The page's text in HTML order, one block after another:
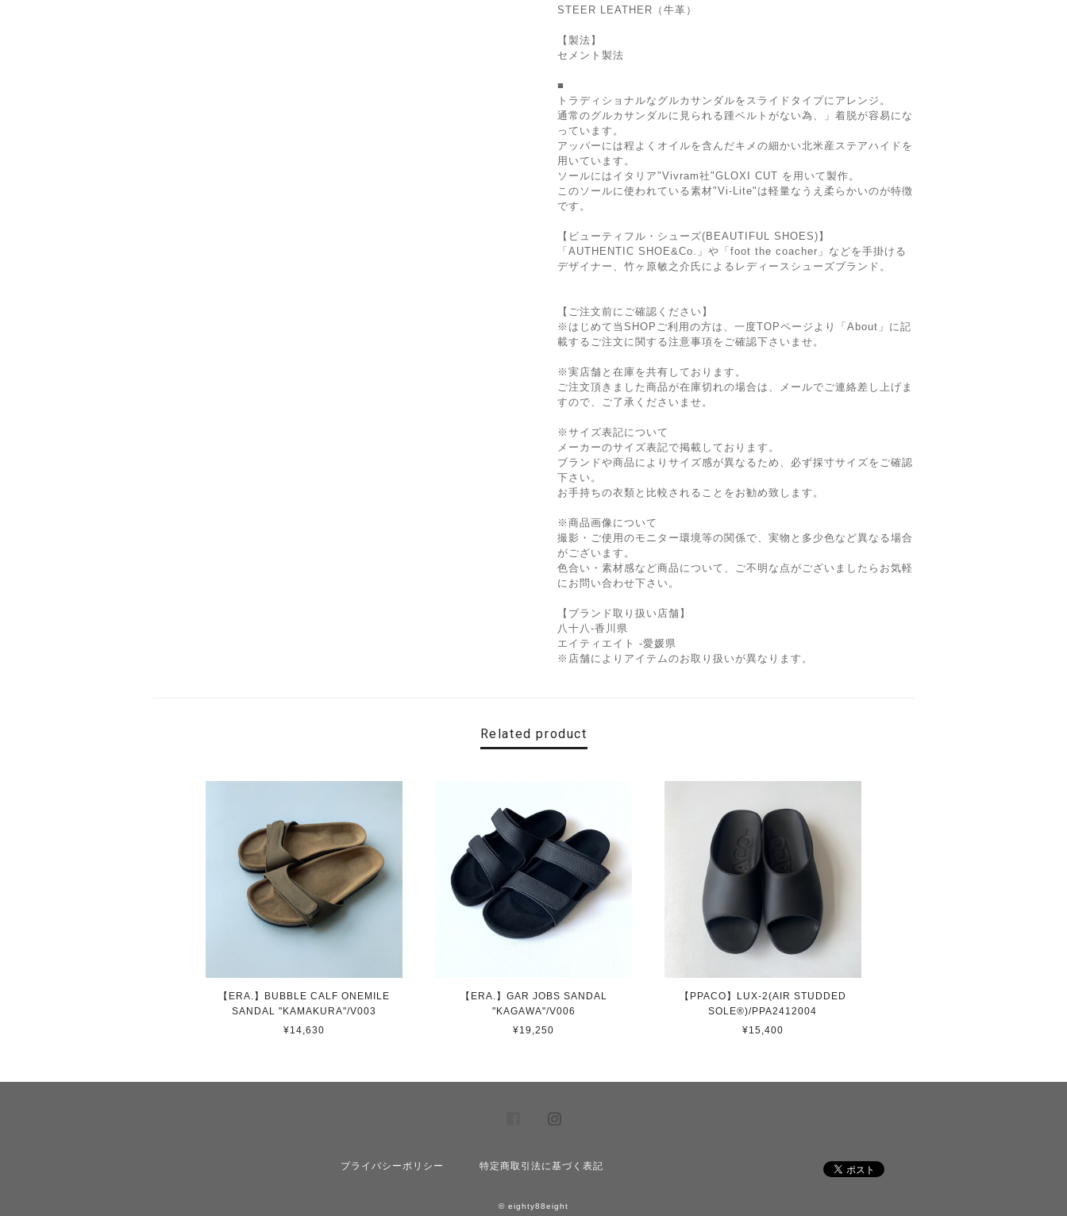
STEER LEATHER（牛革）
【製法】
セメント製法
■
トラディショナルなグルカサンダルをスライドタイプにアレンジ。
通常のグルカサンダルに見られる踵ベルトがない為、」着脱が容易にな
っています。
アッパーには程よくオイルを含んだキメの細かい北米産ステアハイドを
用いています。
ソールにはイタリア"Vivram社"GLOXI CUT を用いて製作。
このソールに使われている素材"Vi-Lite"は軽量なうえ柔らかいのが特徴
です。
【ビューティフル・シューズ(BEAUTIFUL SHOES)】
「AUTHENTIC SHOE&Co.」や「foot the coacher」などを手掛ける
デザイナー、竹ヶ原敏之介氏によるレディースシューズブランド。
【ご注文前にご確認ください】
※はじめて当SHOPご利用の方は、一度TOPページより「About」に記
載するご注文に関する注意事項をご確認下さいませ。
※実店舗と在庫を共有しております。
ご注文頂きました商品が在庫切れの場合は、メールでご連絡差し上げま
すので、ご了承くださいませ。
※サイズ表記について
メーカーのサイズ表記で掲載しております。
ブランドや商品によりサイズ感が異なるため、必ず採寸サイズをご確認
下さい。
お手持ちの衣類と比較されることをお勧め致します。
※商品画像について
撮影・ご使用のモニター環境等の関係で、実物と多少色など異なる場合
がございます。
色合い・素材感など商品について、ご不明な点がございましたらお気軽
にお問い合わせ下さい。
【ブランド取り扱い店舗】
八十八-香川県
エイティエイト -愛媛県
※店舗によりアイテムのお取り扱いが異なります。
Related product
【ERA.】BUBBLE CALF ONEMILE
SANDAL "KAMAKURA"/V003
¥14,630
【ERA.】GAR JOBS SANDAL
"KAGAWA"/V006
¥19,250
【PPACO】LUX-2(AIR STUDDED
SOLE®)/PPA2412004
¥15,400
プライバシーポリシー 特定商取引法に基づく表記
© eighty88eight